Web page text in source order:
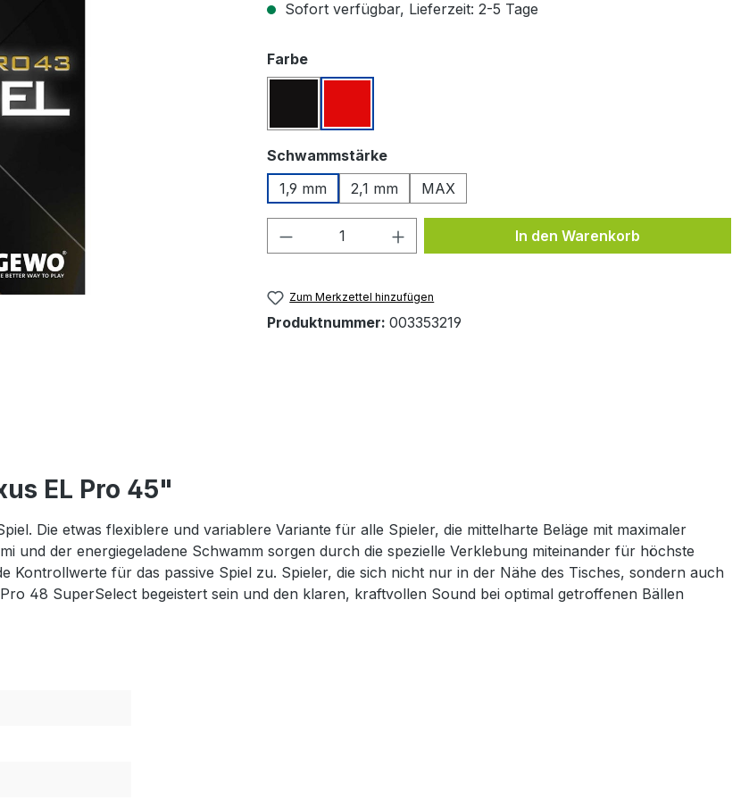
Sofort verfügbar, Lieferzeit: 2-5 Tage
Farbeauswählen
Schwammstärkeauswählen
1,9 mm
2,1 mm MAX
Produkt Anzahl: Gib den gewünschten Wert
In den Warenkorb
Zum Merkzettel hinzufügen
Produktnummer: 003353219
EL Pro 45"
Die etwas flexiblere und variablere Variante für alle Spieler, die mittelharte Beläge mit maximaler
und der energiegeladene Schwamm sorgen durch die spezielle Verklebung miteinander für höchste
Kontrollwerte für das passive Spiel zu. Spieler, die sich nicht nur in der Nähe des Tisches, sondern auch
48 SuperSelect begeistert sein und den klaren, kraftvollen Sound bei optimal getroffenen Bällen